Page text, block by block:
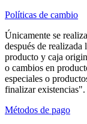
Políticas de cambio
Únicamente se
después de
producto y caja
o cambios en
especiales o
finalizar existencias".
Métodos de pago